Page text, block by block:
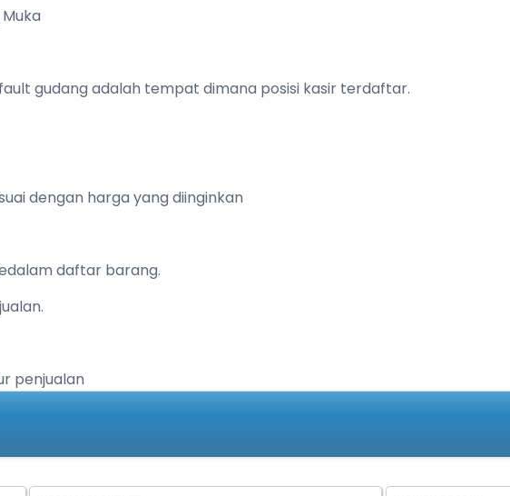
gudang adalah tempat dimana posisi kasir terdaftar.
dengan harga yang diinginkan
daftar barang.
penjualan